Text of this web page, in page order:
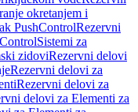
okretanjem i
PushControlRezervni
Sistemi za
zidoviRezervni delovi
Rezervni delovi za
Rezervni delovi za
delovi za Elementi za